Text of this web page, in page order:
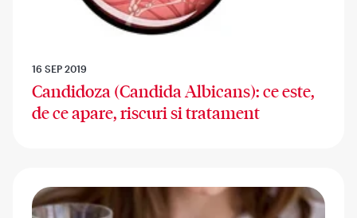
16 SEP 2019
Candidoza (Candida Albicans): ce este,
de ce apare, riscuri si tratament